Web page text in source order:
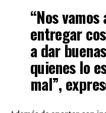
“Nos
entregar
a dar
quienes lo
mal”,